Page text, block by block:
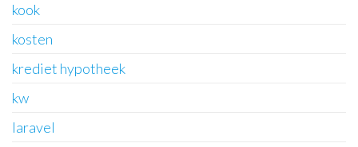
kook
kosten
krediet hypotheek
kw
laravel